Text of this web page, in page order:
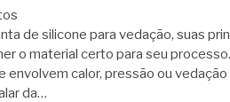
de silicone para vedação, suas
o material certo para seu
envolvem calor, pressão ou
da…